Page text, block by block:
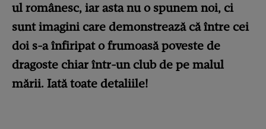
ul românesc, iar asta nu o spunem noi, ci
sunt imagini care demonstrează că între cei
doi s-a înfiripat o frumoasă poveste de
dragoste chiar într-un club de pe malul
mării. Iată toate detaliile!